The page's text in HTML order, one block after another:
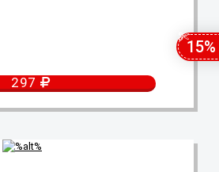
297
15%